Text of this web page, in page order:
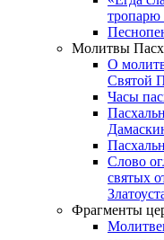
тропарю
Молитвы
О
Святой
Часы
Слово
святых
Фрагменты